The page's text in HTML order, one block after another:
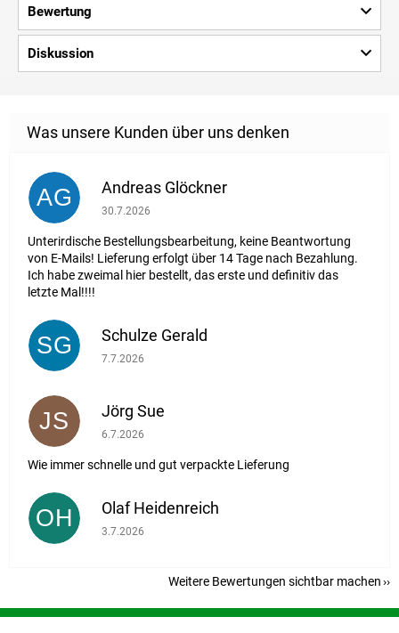
Bewertung
Diskussion
AG Andreas Glöckner
Die Shop-Bewertung beträgt 1 von 5 Sternen.
30.7.2026
Unterirdische Bestellungsbearbeitung, keine Beantwortung
von E-Mails! Lieferung erfolgt über 14 Tage nach Bezahlung.
Ich habe zweimal hier bestellt, das erste und definitiv das
letzte Mal!!!!
SG Schulze Gerald
Die Shop-Bewertung beträgt 5 von 5 Sternen.
7.7.2026
JS Jörg Sue
Die Shop-Bewertung beträgt 5 von 5 Sternen.
6.7.2026
Wie immer schnelle und gut verpackte Lieferung
OH Olaf Heidenreich
Die Shop-Bewertung beträgt 5 von 5 Sternen.
3.7.2026
Weitere Bewertungen sichtbar machen
F